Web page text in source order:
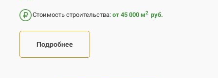
Стоимость строительства: от 45 000 м2 руб.
Подробнее